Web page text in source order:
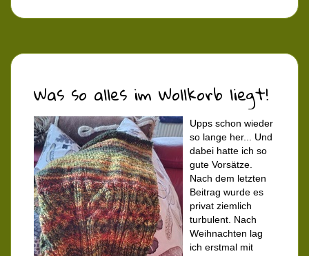
Was so alles im Wollkorb liegt!
Upps schon wieder
so lange her... Und
dabei hatte ich so
gute Vorsätze.
Nach dem letzten
Beitrag wurde es
privat ziemlich
turbulent. Nach
Weihnachten lag
ich erstmal mit